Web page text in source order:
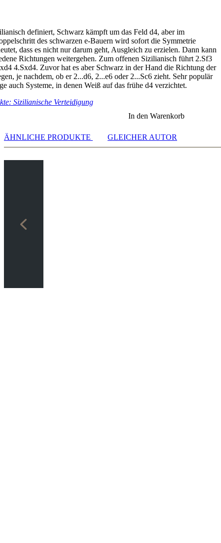
definiert, Schwarz kämpft um das Feld d4, aber im
des schwarzen e-Bauern wird sofort die Symmetrie
dass es nicht nur darum geht, Ausgleich zu erzielen. Dann kann
Richtungen weitergehen. Zum offenen Sizilianisch führt 2.Sf3
4.Sxd4. Zuvor hat es aber Schwarz in der Hand die Richtung der
je nachdem, ob er 2...d6, 2...e6 oder 2...Sc6 zieht. Sehr populär
auch Systeme, in denen Weiß auf das frühe d4 verzichtet.
Sizilianische Verteidigung
In den Warenkorb
ÄHNLICHE PRODUKTE GLEICHER AUTOR